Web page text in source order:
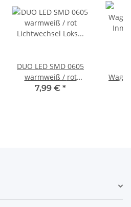
DUO LED SMD 0605
warmweiß / rot
Lichtwechsel Loks H0
7,99 € *